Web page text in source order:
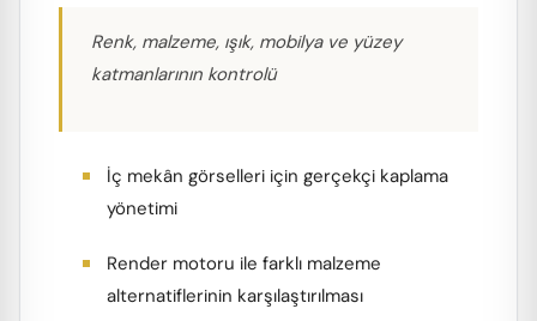
Renk, malzeme, ışık, mobilya ve yüzey
katmanlarının kontrolü
İç mekân görselleri için gerçekçi kaplama
yönetimi
Render motoru ile farklı malzeme
alternatiflerinin karşılaştırılması